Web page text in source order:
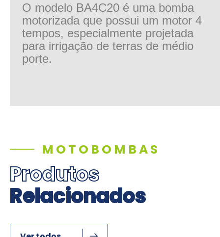
O modelo BA4C20 é uma bomba
motorizada que possui um motor 4
tempos, especialmente projetada
para irrigação de terras de médio
porte.
MOTOBOMBAS
Produtos
Relacionados